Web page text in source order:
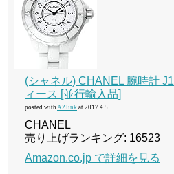
(シャネル) CHANEL 腕時計
ィース [並行輸入品]
posted with AZlink at 2017.4.5
CHANEL
売り上げランキング: 16523
Amazon.co.jp で詳細を見る